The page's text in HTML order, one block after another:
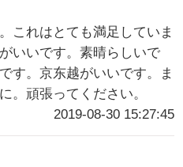
これはとても満足していま
いいです。素晴らしいで
す。京东越がいいです。ま
。頑張ってください。
2019-08-30 15:27:45